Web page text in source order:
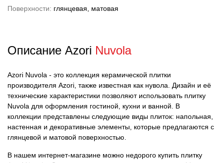
Поверхности: глянцевая, матовая
Описание Azori Nuvola
Azori Nuvola - это коллекция керамической плитки
производителя Azori, также известная как нувола. Дизайн и её
технические характеристики позволяют использовать плитку
Nuvola для оформления гостиной, кухни и ванной. В
коллекции представлены следующие виды плиток: напольная,
настенная и декоративные элементы, которые предлагаются с
глянцевой и матовой поверхностью.
В нашем интернет-магазине можно недорого купить плитку